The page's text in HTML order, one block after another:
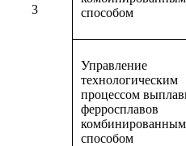
3
способом
Управление
технологическим
процессом
ферросплавов
комбинированным
способом